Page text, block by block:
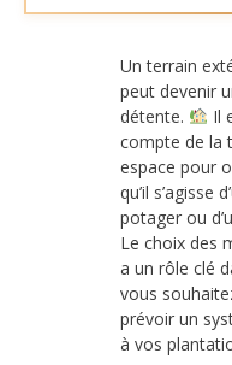
Un terrain
peut devenir
détente.
Il
compte de la
espace pour
qu’il s’agisse
potager ou
Le choix des
a un rôle clé
vous
prévoir un
à vos